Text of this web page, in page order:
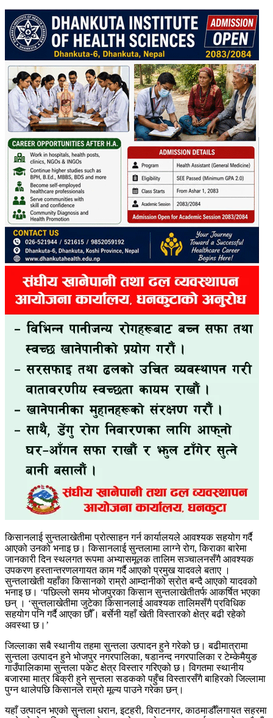
किसानलाई सुन्तलाखेतीमा प्रोत्साहन गर्न कार्यालयले आवश्यक सहयोग गर्दै
आएको उनको भनाइ छ। किसानलाई सुन्तलामा लाग्ने रोग, किराका बारेमा
जानकारी दिन स्थलगत रूपमा अभ्यासमूलक तालिम सञ्चालनसँगै आवश्यक
उपकरण हस्तान्तरणलगायत काम गर्दै आएको प्रमुख यादवले बताए ।
सुन्तलाखेती यहाँका किसानको राम्रो आम्दानीको स्रोत बन्दै आएको यादवको
भनाइ छ। ‘पछिल्लो समय भोजपुरका किसान सुन्तलाखेतीतर्फ आकर्षित भएका
छन् । ‘सुन्तलाखेतीमा जुटेका किसानलाई आवश्यक तालिमसँगै प्रविधिक
सहयोग पनि गर्दै आएका छौँ। बर्सेनी यहाँ खेती विस्तारको क्षेत्र बढी रहेको
अवस्था छ।’
जिल्लाका सबै स्थानीय तहमा सुन्तला उत्पादन हुने गरेको छ। बढीमात्रामा
सुन्तला उत्पादन हुने भोजपुर नगरपालिका, षडानन्द नगरपालिका र टेम्केमैयुङ
गाउँपालिकामा सुन्तला पकेट क्षेत्र विस्तार गरिएको छ। विगतमा स्थानीय
बजारमा मात्र बिक्री हुने सुन्तला सडकको पहुँच विस्तारसँगै बाहिरको जिल्लामा
पुग्न थालेपछि किसानले राम्रो मूल्य पाउने गरेका छन्।
यहाँ उत्पादन भएको सुन्तला धरान, इटहरी, विराटनगर, काठमाडौँलगायत सहरमा